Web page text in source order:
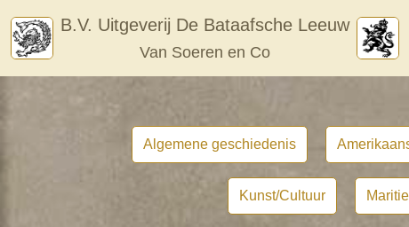
content
B.V. Uitgeverij De Bataafsche Leeuw
Van Soeren en Co
Algemene geschiedenis
Kunst/Cultuur